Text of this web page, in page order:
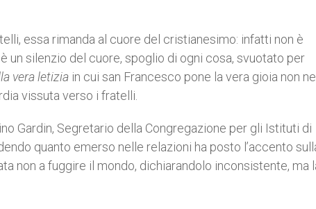
essa rimanda al cuore del cristianesimo: infatti non è
un silenzio del cuore, spoglio di ogni cosa, svuotato per
vera letizia in cui san Francesco pone la vera gioia non
vissuta verso i fratelli.
Gardin, Segretario della Congregazione per gli Istituti di
quanto emerso nelle relazioni ha posto l’accento
non a fuggire il mondo, dichiarandolo inconsistente, ma